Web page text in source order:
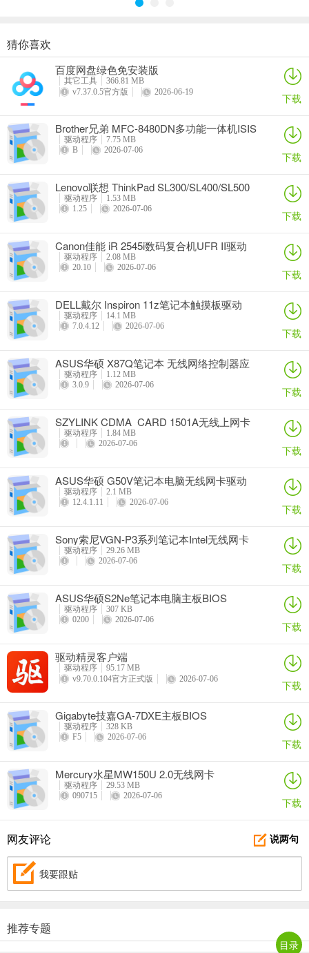
奥睿科PAS3062-2E/PAS3062-2S/PAS3064-2S2E系列扩展卡驱动
详情
Canon佳能 PowerShot A310 WIA驱动
详情
AMD Mobility Radeon HD 2000/HD 3000/HD 4000/HD 5000系列移动显卡催化剂驱动
映泰Hi-Fi H77S 5.x主板BIOS
猜你喜欢
百度网盘绿色免安装版
其它工具
366.81 MB
v7.37.0.5官方版
2026-06-19 下载
Brother兄弟 MFC-8480DN多功能一体机ISIS
驱动
驱动程序
7.75 MB
B
2026-07-06 下载
Lenovo联想 ThinkPad SL300/SL400/SL500
笔记本BIOS
驱动程序
1.53 MB
1.25
2026-07-06 下载
Canon佳能 iR 2545i数码复合机UFR II驱动
驱动程序
2.08 MB
20.10
2026-07-06 下载
DELL戴尔 Inspiron 11z笔记本触摸板驱动
驱动程序
14.1 MB
7.0.4.12
2026-07-06 下载
ASUS华硕 X87Q笔记本 无线网络控制器应
用程序
驱动程序
1.12 MB
3.0.9
2026-07-06 下载
SZYLINK CDMA_CARD 1501A无线上网卡
驱动程序
1.84 MB
2026-07-06
下载
ASUS华硕 G50V笔记本电脑无线网卡驱动
驱动程序
2.1 MB
12.4.1.11
2026-07-06 下载
Sony索尼VGN-P3系列笔记本Intel无线网卡
驱动
驱动程序
29.26 MB
2026-07-06
下载
ASUS华硕S2Ne笔记本电脑主板BIOS
驱动程序
307 KB
0200
2026-07-06 下载
驱动精灵客户端
驱动程序
95.17 MB
v9.70.0.104官方正式版
2026-07-06 下载
Gigabyte技嘉GA-7DXE主板BIOS
驱动程序
328 KB
F5
2026-07-06 下载
Mercury水星MW150U 2.0无线网卡
驱动程序
29.53 MB
090715
2026-07-06 下载
说两句
网友评论
我要跟贴
推荐专题
目录